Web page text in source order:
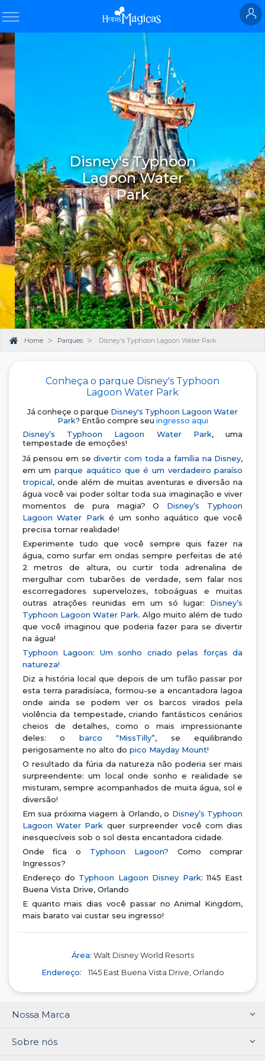
Disney's Typhoon
Lagoon Water
Park
Home Parques Disney's Typhoon Lagoon Water Park
Conheça o parque Disney's Typhoon
Lagoon Water Park
Já conheçe o parque Disney's Typhoon Lagoon Water
Park? Então compre seu ingresso aqui
Disney’s Typhoon Lagoon Water Park, uma
tempestade de emoções!
Já pensou em sedivertir com toda a família na Disney,
em umparque aquático que é um verdadeiro paraíso
tropical, onde além de muitas aventuras e diversão na
água você vai poder soltar toda sua imaginação e viver
momentos de pura magia? O Disney’s Typhoon
Lagoon Water Parké um sonho aquático que você
precisa tornar realidade!
Experimente tudo que você sempre quis fazer na
água, como surfar em ondas sempre perfeitas de até
2 metros de altura, ou curtir toda adrenalina de
mergulhar com tubarões de verdade, sem falar nos
escorregadores supervelozes, toboáguas e muitas
outras atrações reunidas em um só lugar: Disney’s
Typhoon Lagoon Water Park. Algo muito além de tudo
que você imaginou que poderia fazer para se divertir
na água!
Typhoon Lagoon: Um sonho criado pelas forças da
natureza!
Diz a história local que depois de um tufão passar por
esta terra paradisíaca, formou-se a encantadora lagoa
onde ainda se podem ver os barcos virados pela
violência da tempestade, criando fantásticos cenários
cheios de detalhes, como o mais impressionante
deles: o barco “MissTilly”, se equilibrando
perigosamente no alto do pico Mayday Mount!
O resultado da fúria da natureza não poderia ser mais
surpreendente: um local onde sonho e realidade se
misturam, sempre acompanhados de muita água, sol e
diversão!
Em sua próxima viagem à Orlando, o Disney’s Typhoon
Lagoon Water Park quer surpreender você com dias
inesquecíveis sob o sol desta encantadora cidade.
Onde fica o Typhoon Lagoon? Como comprar
Ingressos?
Endereço do Typhoon Lagoon Disney Park: 1145 East
Buena Vista Drive, Orlando
E quanto mais dias você passar no Animal Kingdom,
mais barato vai custar seu ingresso!
Área: Walt Disney World Resorts
Endereço:
1145 East Buena Vista Drive, Orlando
Nossa Marca
Sobre nós